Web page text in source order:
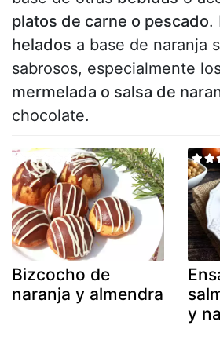
platos de carne o pescado.
helados a base de naranja
sabrosos, especialmente
mermelada o salsa de
chocolate.
Bizcocho de
naranja y almendra
y